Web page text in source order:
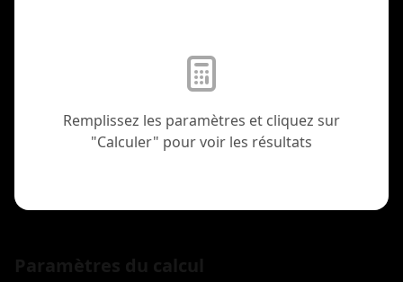
Remplissez les paramètres et cliquez sur
"Calculer" pour voir les résultats